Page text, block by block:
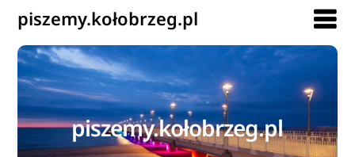
piszemy.kołobrzeg.pl
piszemy.kołobrzeg.pl